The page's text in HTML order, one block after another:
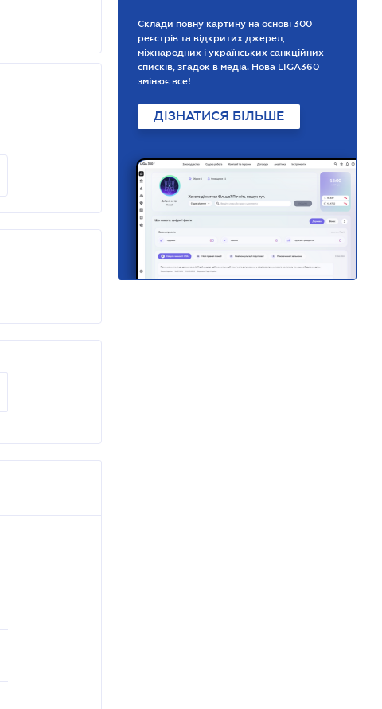
Склади повну картину на основі 300
реєстрів та відкритих джерел,
міжнародних і українських санкційних
списків, згадок в медіа. Нова LIGA360
змінює все!
ДІЗНАТИСЯ БІЛЬШЕ